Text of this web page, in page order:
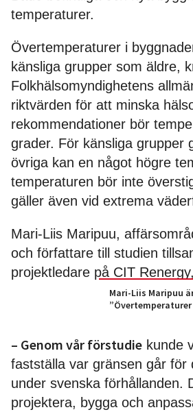
temperaturer.
Övertemperaturer i
känsliga grupper som äldre,
Folkhälsomyndighetens
riktvärden för att minska
rekommendationer bör
grader. För känsliga grupper
övriga kan en något högre
temperaturen bör inte
gäller även vid extrema
Mari-Liis Maripuu,
och författare till studien
projektledare på CIT
Mari-Liis Maripuu
– Genom vår förstudie kunde
fastställa var gränsen går för
under svenska förhållanden.
projektera, bygga och